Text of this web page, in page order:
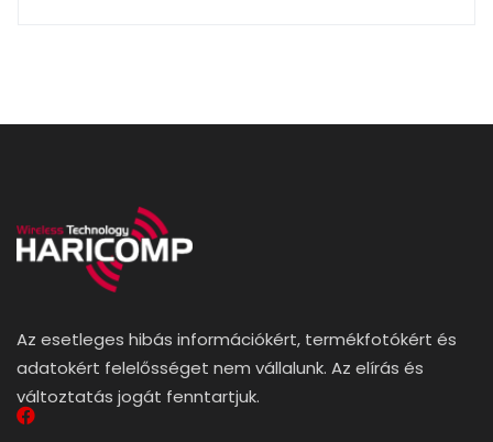
Az esetleges hibás információkért, termékfotókért és
adatokért felelősséget nem vállalunk. Az elírás és
változtatás jogát fenntartjuk.